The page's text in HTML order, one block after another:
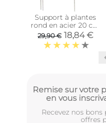
Support à plantes
rond en acier 20 cm
(Lot de 3)
29,90 € 18,84 €
Remise sur votre
en vous
Recevez nos
offres